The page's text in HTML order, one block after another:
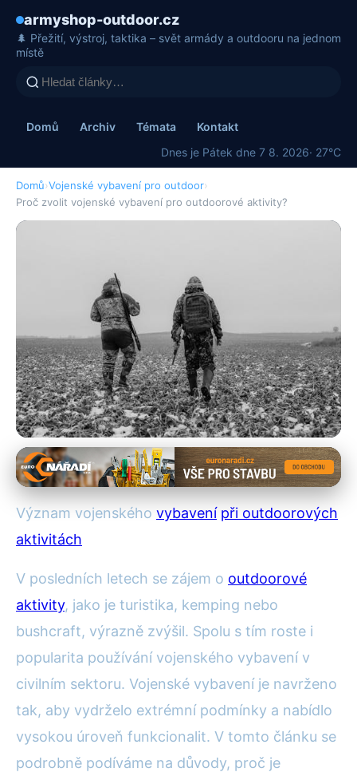
armyshop-outdoor.cz
🌲 Přežití, výstroj, taktika – svět armády a outdooru na jednom
místě
Domů Archiv Témata
Kontakt
Dnes je Pátek dne 7 8. 2026· 27°C
Domů›Vojenské vybavení pro outdoor›
Proč zvolit vojenské vybavení pro outdoorové aktivity?
Vojenské vybavení pro outdoor
Proč zvolit vojenské vybavení
pro outdoorové aktivity?
Význam vojenského vybavení při outdoorových
aktivitách
V posledních letech se zájem o outdoorové
aktivity, jako je turistika, kemping nebo
bushcraft, výrazně zvýšil. Spolu s tím roste i
popularita používání vojenského vybavení v
civilním sektoru. Vojenské vybavení je navrženo
tak, aby vydrželo extrémní podmínky a nabídlo
vysokou úroveň funkcionalit. V tomto článku se
podrobně podíváme na důvody, proč je